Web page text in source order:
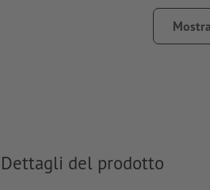
impostazioni
In generale, è necessario ridurre le
Dettagli del prodotto